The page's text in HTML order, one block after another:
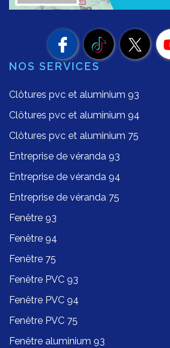
NOS SERVICES
Clôtures pvc et aluminium 93
Clôtures pvc et aluminium 94
Clôtures pvc et aluminium 75
Entreprise de véranda 93
Entreprise de véranda 94
Entreprise de véranda 75
Fenêtre 93
Fenêtre 94
Fenêtre 75
Fenêtre PVC 93
Fenêtre PVC 94
Fenêtre PVC 75
Fenêtre aluminium 93